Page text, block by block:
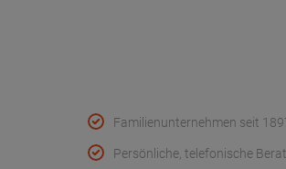
Familienunternehmen seit
Persönliche, telefonische